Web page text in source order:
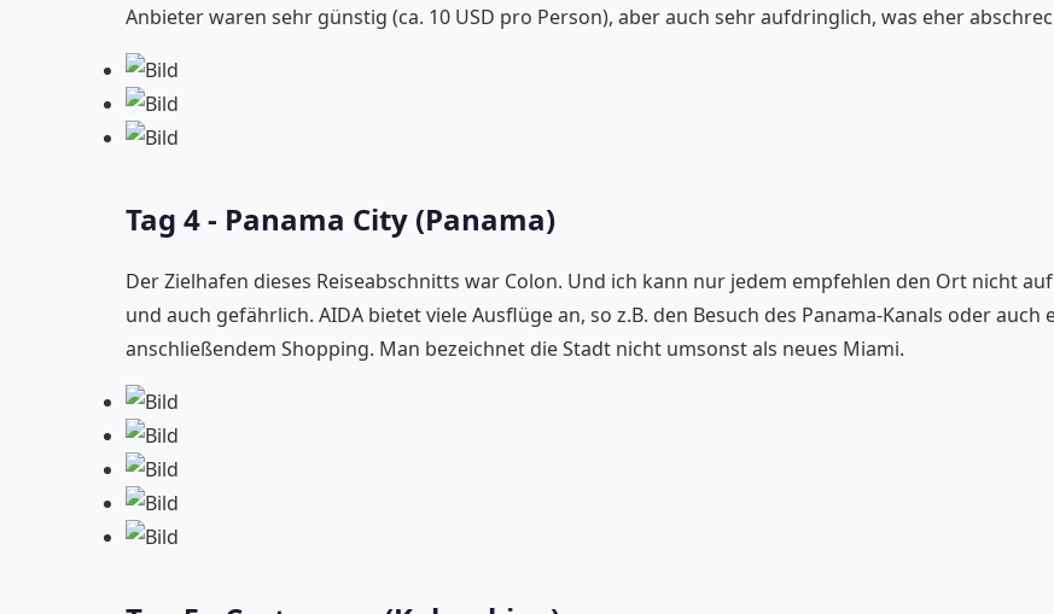
Anbieter waren sehr günstig (ca. 10 USD pro Person), aber auch sehr aufdringlich, was eher
Tag 4 - Panama City (Panama)
Der Zielhafen dieses Reiseabschnitts war Colon. Und ich kann nur jedem empfehlen den Ort nicht
und auch gefährlich. AIDA bietet viele Ausflüge an, so z.B. den Besuch des Panama-Kanals oder
anschließendem Shopping. Man bezeichnet die Stadt nicht umsonst als neues Miami.